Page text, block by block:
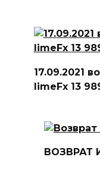
17.09.2021
limeFx 13
ВОЗВРАТ